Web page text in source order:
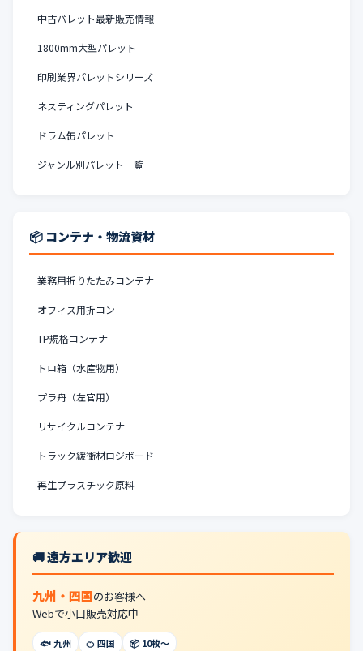
中古パレット最新販売情報
1800mm大型パレット
印刷業界パレットシリーズ
ネスティングパレット
ドラム缶パレット
ジャンル別パレット一覧
📦 コンテナ・物流資材
業務用折りたたみコンテナ
オフィス用折コン
TP規格コンテナ
トロ箱（水産物用）
プラ舟（左官用）
リサイクルコンテナ
トラック緩衝材ロジボード
再生プラスチック原料
🚚 遠方エリア歓迎
九州・四国のお客様へ
Webで小口販売対応中
🐟 九州 🍊 四国 📦 10枚〜